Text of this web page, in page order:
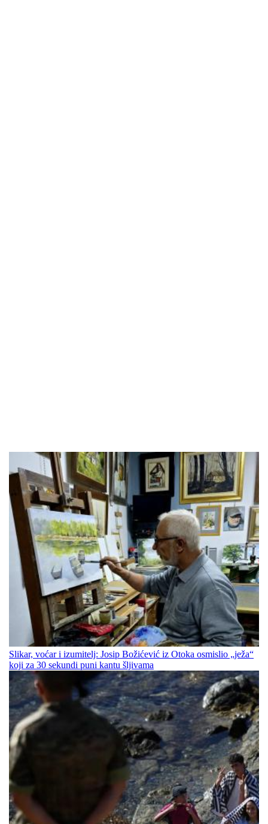
Slikar, voćar i izumitelj: Josip Božićević iz Otoka osmislio „ježa“
koji za 30 sekundi puni kantu šljivama